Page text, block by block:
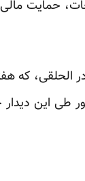
حمایت
الحلقی، که
طی این